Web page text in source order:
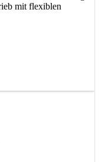
mit flexiblen